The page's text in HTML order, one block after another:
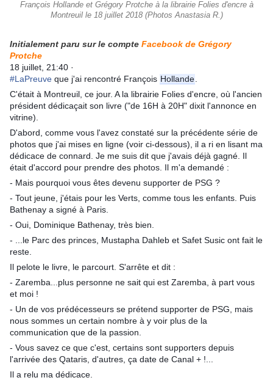
François Hollande et Grégory Protche à la librairie Folies d'encre à
Montreuil le 18 juillet 2018 (Photos Anastasia R.)
Initialement paru sur le compte Facebook de Grégory
Protche
18 juillet, 21:40 ·
#LaPreuve que j'ai rencontré François Hollande
C'était à Montreuil, ce jour. A la librairie Folies d'encre, où l'ancien
président dédicaçait son livre ("de 16H à 20H" dixit l'annonce en
vitrine).
D'abord, comme vous l'avez constaté sur la précédente série de
photos que j'ai mises en ligne (voir ci-dessous), il a ri en lisant ma
dédicace de connard. Je me suis dit que j'avais déjà gagné. Il
était d'accord pour prendre des photos. Il m'a demandé :
- Mais pourquoi vous êtes devenu supporter de PSG ?
- Tout jeune, j'étais pour les Verts, comme tous les enfants. Puis
Bathenay a signé à Paris.
- Oui, Dominique Bathenay, très bien.
- ...le Parc des princes, Mustapha Dahleb et Safet Susic ont fait le
reste.
Il pelote le livre, le parcourt. S'arrête et dit :
- Zaremba...plus personne ne sait qui est Zaremba, à part vous
et moi !
- Un de vos prédécesseurs se prétend supporter de PSG, mais
nous sommes un certain nombre à y voir plus de la
communication que de la passion.
- Vous savez ce que c'est, certains sont supporters depuis
l'arrivée des Qataris, d'autres, ça date de Canal + !...
Il a relu ma dédicace.